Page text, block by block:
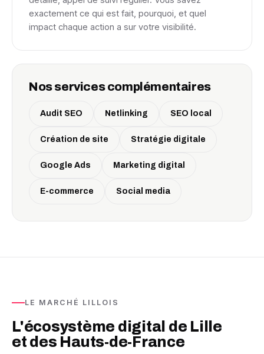
exactement ce qui est fait, pourquoi, et quel
impact chaque action a sur votre visibilité.
Nos services complémentaires
Audit SEO Netlinking SEO local
Création de site Stratégie digitale
Google Ads Marketing digital
E-commerce Social media
LE MARCHÉ LILLOIS
L'écosystème digital de Lille
et des Hauts-de-France